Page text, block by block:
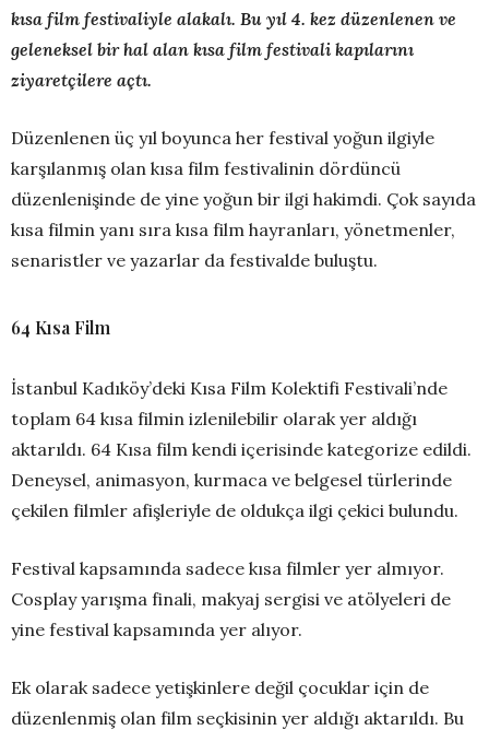
kısa film festivaliyle alakalı. Bu yıl 4. kez düzenlenen ve
geleneksel bir hal alan kısa film festivali kapılarını
ziyaretçilere açtı.
Düzenlenen üç yıl boyunca her festival yoğun ilgiyle
karşılanmış olan kısa film festivalinin dördüncü
düzenlenişinde de yine yoğun bir ilgi hakimdi. Çok sayıda
kısa filmin yanı sıra kısa film hayranları, yönetmenler,
senaristler ve yazarlar da festivalde buluştu.
64 Kısa Film
İstanbul Kadıköy’deki Kısa Film Kolektifi Festivali’nde
toplam 64 kısa filmin izlenilebilir olarak yer aldığı
aktarıldı. 64 Kısa film kendi içerisinde kategorize edildi.
Deneysel, animasyon, kurmaca ve belgesel türlerinde
çekilen filmler afişleriyle de oldukça ilgi çekici bulundu.
Festival kapsamında sadece kısa filmler yer almıyor.
Cosplay yarışma finali, makyaj sergisi ve atölyeleri de
yine festival kapsamında yer alıyor.
Ek olarak sadece yetişkinlere değil çocuklar için de
düzenlenmiş olan film seçkisinin yer aldığı aktarıldı. Bu